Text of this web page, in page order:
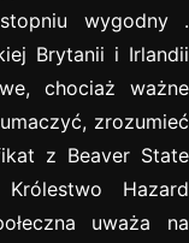
wygodny .
Brytanii i Irlandii
chociaż ważne
zrozumieć
z Beaver State
Hazard
uważa na